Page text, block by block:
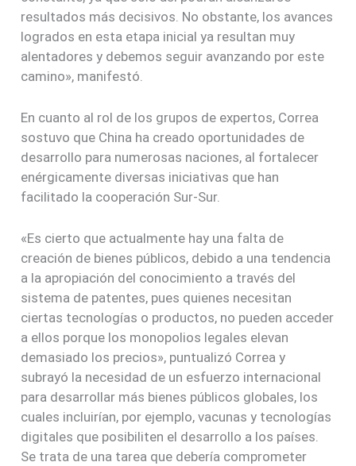
resultados más decisivos. No obstante, los avances
logrados en esta etapa inicial ya resultan muy
alentadores y debemos seguir avanzando por este
camino», manifestó.
En cuanto al rol de los grupos de expertos, Correa
sostuvo que China ha creado oportunidades de
desarrollo para numerosas naciones, al fortalecer
enérgicamente diversas iniciativas que han
facilitado la cooperación Sur-Sur.
«Es cierto que actualmente hay una falta de
creación de bienes públicos, debido a una tendencia
a la apropiación del conocimiento a través del
sistema de patentes, pues quienes necesitan
ciertas tecnologías o productos, no pueden acceder
a ellos porque los monopolios legales elevan
demasiado los precios», puntualizó Correa y
subrayó la necesidad de un esfuerzo internacional
para desarrollar más bienes públicos globales, los
cuales incluirían, por ejemplo, vacunas y tecnologías
digitales que posibiliten el desarrollo a los países.
Se trata de una tarea que debería comprometer